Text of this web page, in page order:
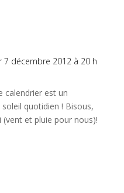
7 décembre 2012 à 20 h
calendrier est un
quotidien ! Bisous,
et pluie pour nous)!